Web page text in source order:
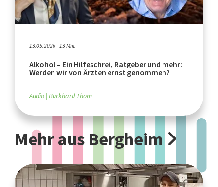
13.05.2026 - 13 Min.
Alkohol – Ein Hilfeschrei, Ratgeber und mehr:
Werden wir von Ärzten ernst genommen?
Audio Burkhard Thom
Mehr aus Bergheim